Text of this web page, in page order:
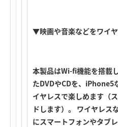
▼映画や音楽などをワイ
本製品はWi-fi機能を搭載
たDVDやCDを、iPhone5
イヤレスで楽しめます（
ドします）。 ワイヤレス
にスマートフォンやタブ